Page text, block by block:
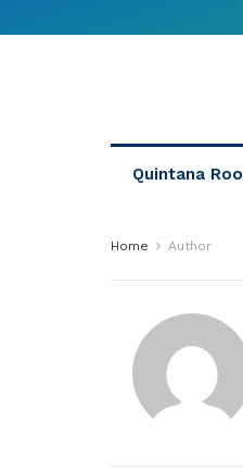
Quintana Roo
Home Author